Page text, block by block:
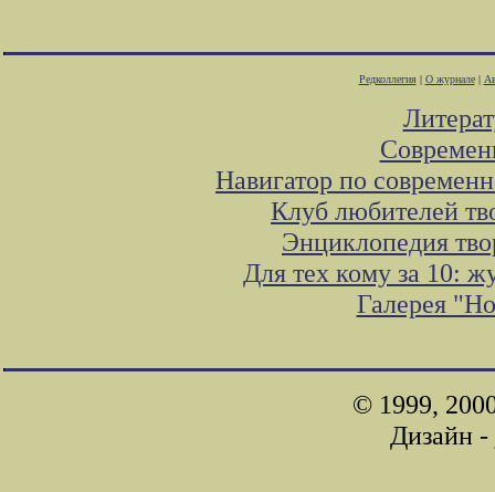
Редколлегия| О журнале|
Навигатор по
Клуб любителей
Энциклопедия
Для тех кому за 10:
Галерея
© 1999,
Дизайн -